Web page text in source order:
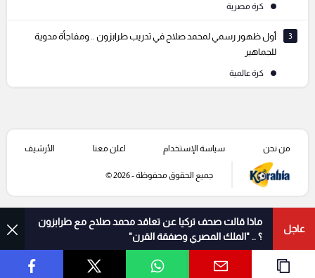
كرة مصرية
3
أول ظهور رسمي لمحمد صلاح في تدريب طرابزون .. ومفاجأة مدوية
للجماهير
كرة عالمية
عاجل
ماذا قالت صحف تركيا عن تعاقد محمد صلاح مع طرابزون
؟ .. "الملك المصري وصفقة القرن"
من نحن سياسة الإستخدام اعلن معنا الأرشيف
جميع الحقوق محفوظة - 2026 ©